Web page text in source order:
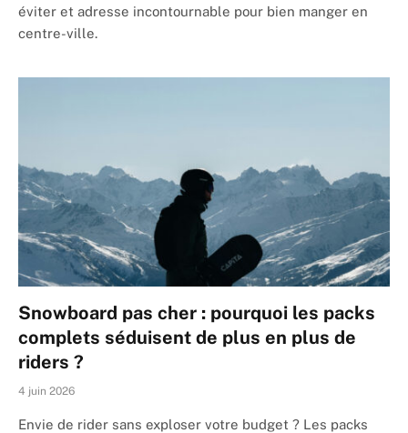
éviter et adresse incontournable pour bien manger en
centre-ville.
Snowboard pas cher : pourquoi les packs
complets séduisent de plus en plus de
riders ?
4 juin 2026
Envie de rider sans exploser votre budget ? Les packs